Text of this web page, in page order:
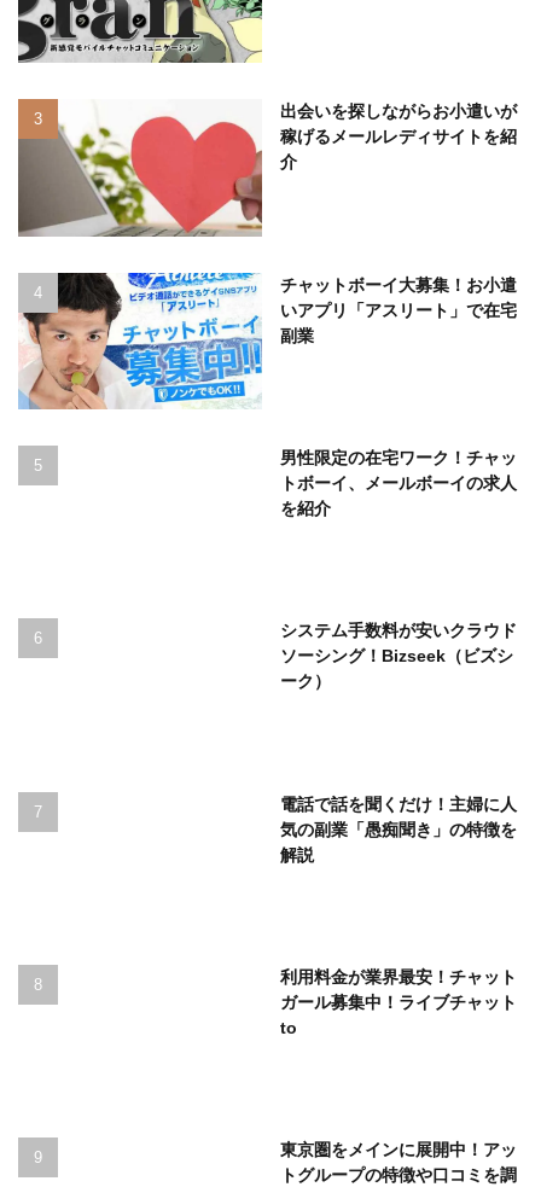
出会いを探しながらお小遣いが
稼げるメールレディサイトを紹
介
チャットボーイ大募集！お小遣
いアプリ「アスリート」で在宅
副業
男性限定の在宅ワーク！チャッ
トボーイ、メールボーイの求人
を紹介
システム手数料が安いクラウド
ソーシング！Bizseek（ビズシ
ーク）
電話で話を聞くだけ！主婦に人
気の副業「愚痴聞き」の特徴を
解説
利用料金が業界最安！チャット
ガール募集中！ライブチャット
to
東京圏をメインに展開中！アッ
トグループの特徴や口コミを調